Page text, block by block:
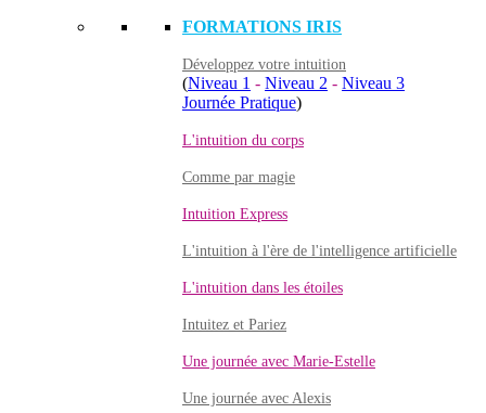
FORMATIONS IRIS
Développez votre intuition
(Niveau 1 - Niveau 2 - Niveau 3
Journée Pratique)
L'intuition du corps
Comme par magie
Intuition Express
L'intuition à l'ère de l'intelligence artificielle
L'intuition dans les étoiles
Intuitez et Pariez
Une journée avec Marie-Estelle
Une journée avec Alexis